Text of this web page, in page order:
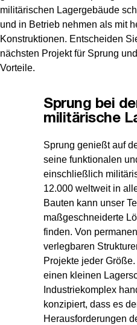
militärischen Lagergebäude
und in Betrieb nehmen als mit
Konstruktionen. Entscheiden
nächsten Projekt für Sprung
Vorteile.
Sprung bei
militärische
Sprung genießt auf
seine funktionalen
einschließlich
12.000 weltweit in
Bauten kann unser
maßgeschneiderte
finden. Von
verlegbaren
Projekte jeder
einen kleinen
Industriekomplex
konzipiert, dass es
Herausforderungen